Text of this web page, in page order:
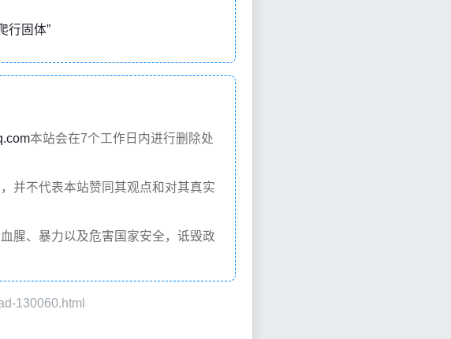
行固体”
本站会在7个工作日内进行删除处
并不代表本站赞同其观点和对其真实
腥、暴力以及危害国家安全，诋毁政
130060.html